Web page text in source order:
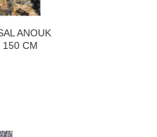
ANOUK
150 CM